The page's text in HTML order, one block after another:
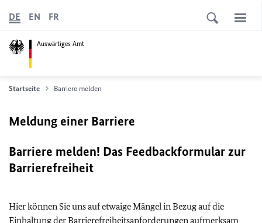
Auswärtiges Amt
DE EN FR
Startseite Barriere melden
Meldung einer Barriere
Barriere melden! Das Feedbackformular zur
Barrierefreiheit
Hier können Sie uns auf etwaige Mängel in Bezug auf die
Einhaltung der Barrierefreiheitsanforderungen aufmerksam